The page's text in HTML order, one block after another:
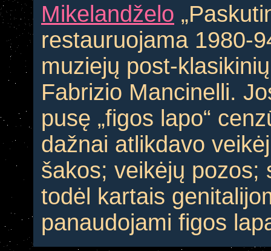
Mikelandželo
restauruojama 1980-
muziejų post-
Fabrizio Mancinelli.
pusę „figos lapo“
dažnai atlikdavo
šakos; veikėjų pozos;
todėl kartais
panaudojami figos